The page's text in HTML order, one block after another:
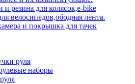
и резина для колясок,e-bike
велосипедов,ободная лента.
и покрышка для тачек
руля
наборы